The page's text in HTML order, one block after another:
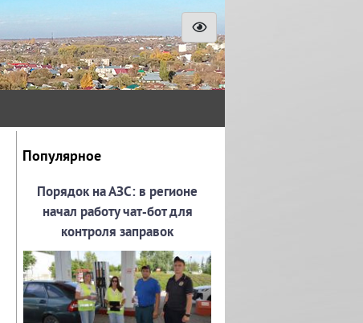
Популярное
Порядок на АЗС: в регионе
начал работу чат‑бот для
контроля заправок